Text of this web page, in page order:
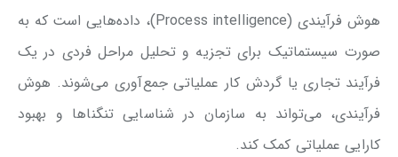
هوش فرآیندی (Process intelligence)، داده‌هایی است که به
صورت سیستماتیک برای تجزیه و تحلیل مراحل فردی در یک
فرآیند تجاری یا گردش کار عملیاتی جمع‌آوری می‌شوند. هوش
فرآیندی، می‌تواند به سازمان در شناسایی تنگناها و بهبود
کارایی عملیاتی کمک کند.